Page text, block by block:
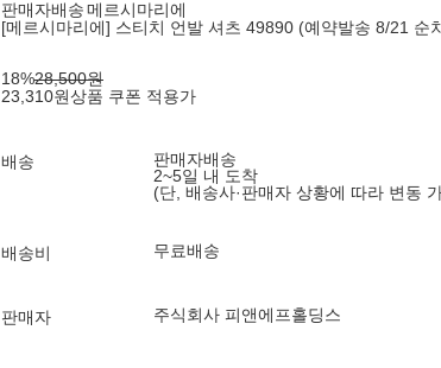
판매자배송메르시마리에
[메르시마리에] 스티치 언발 셔츠 49890 (예약발송 8/21 순
18%28,500원
23,310원상품 쿠폰 적용가
배송
판매자배송
2~5일 내 도착
(단, 배송사·판매자 상황에 따라 변동
배송비 무료배송
판매자 주식회사 피앤에프홀딩스